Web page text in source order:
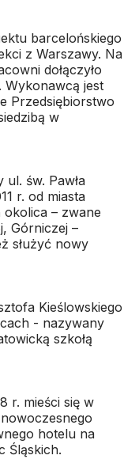
barcelońskiego
z Warszawy. Na
dołączyło
Wykonawcą jest
Przedsiębiorstwo
w
św. Pawła
r. od miasta
– zwane
Górniczej –
służyć nowy
Kieślowskiego
- nazywany
szkołą
r. mieści się w
hotelu na
Śląskich.